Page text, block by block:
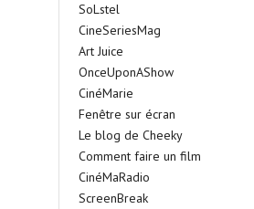
SoLstel
CineSeriesMag
Art Juice
OnceUponAShow
CinéMarie
Fenêtre sur écran
Le blog de Cheeky
Comment faire un film
CinéMaRadio
ScreenBreak